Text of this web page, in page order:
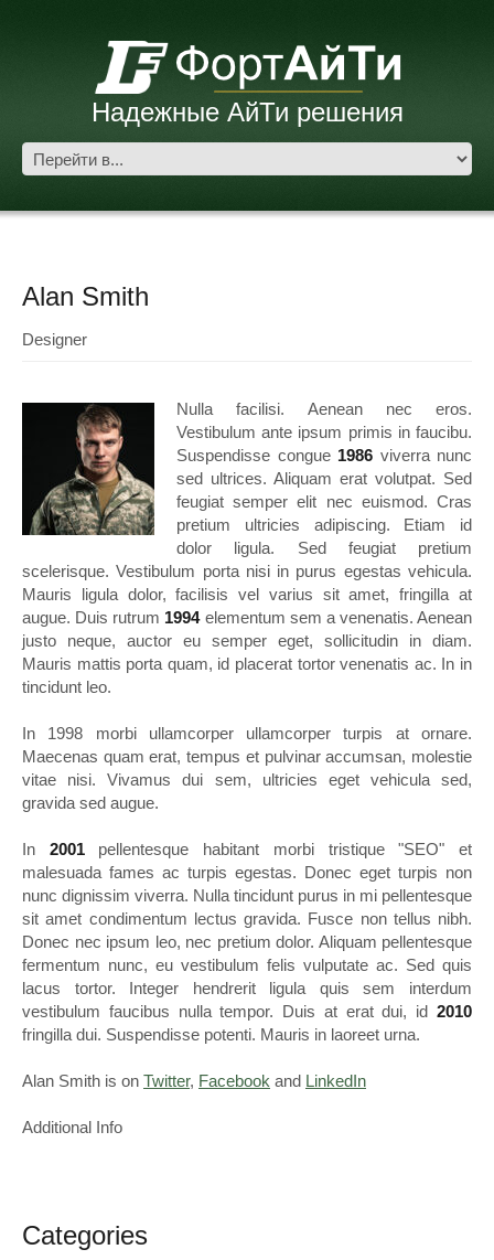
Надежные АйТи решения
Alan Smith
Designer
Nulla facilisi. Aenean nec eros.
Vestibulum ante ipsum primis in faucibu.
Suspendisse congue 1986 viverra nunc
sed ultrices. Aliquam erat volutpat. Sed
feugiat semper elit nec euismod. Cras
pretium ultricies adipiscing. Etiam id
dolor ligula. Sed feugiat pretium
scelerisque. Vestibulum porta nisi in purus egestas vehicula.
Mauris ligula dolor, facilisis vel varius sit amet, fringilla at
augue. Duis rutrum 1994elementum sem a venenatis. Aenean
justo neque, auctor eu semper eget, sollicitudin in diam.
Mauris mattis porta quam, id placerat tortor venenatis ac. In in
tincidunt leo.
In 1998 morbi ullamcorper ullamcorper turpis at ornare.
Maecenas quam erat, tempus et pulvinar accumsan, molestie
vitae nisi. Vivamus dui sem, ultricies eget vehicula sed,
gravida sed augue.
In 2001pellentesque habitant morbi tristique "SEO" et
malesuada fames ac turpis egestas. Donec eget turpis non
nunc dignissim viverra. Nulla tincidunt purus in mi pellentesque
sit amet condimentum lectus gravida. Fusce non tellus nibh.
Donec nec ipsum leo, nec pretium dolor. Aliquam pellentesque
fermentum nunc, eu vestibulum felis vulputate ac. Sed quis
lacus tortor. Integer hendrerit ligula quis sem interdum
vestibulum faucibus nulla tempor. Duis at erat dui, id 2010
fringilla dui. Suspendisse potenti. Mauris in laoreet urna.
Alan Smith is on Twitter, Facebook and LinkedIn
Additional Info
Categories